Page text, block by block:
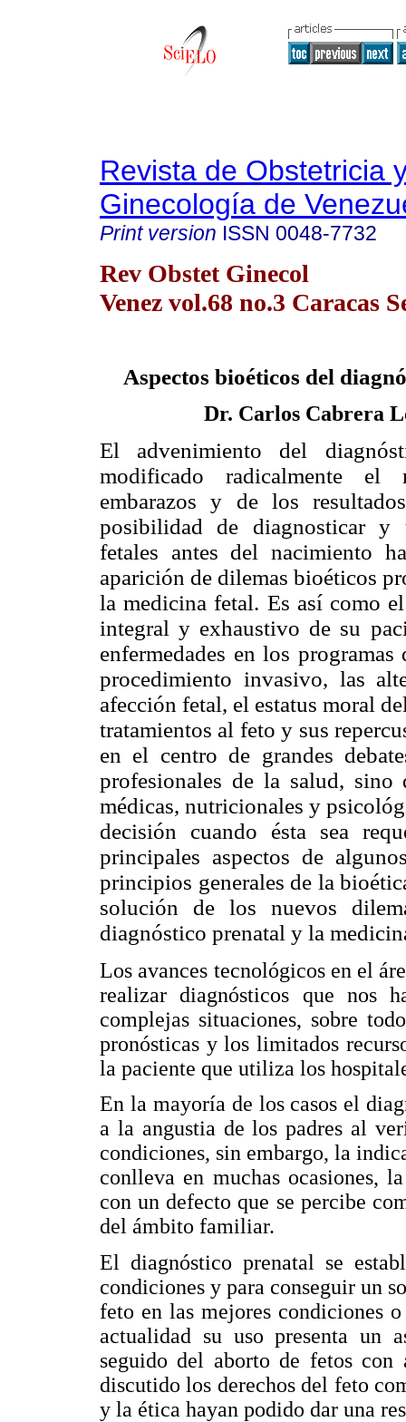
Revista de Obstetricia
Ginecología de
Print version ISSN 0048-7732
Rev Obstet Ginecol
Venez vol.68 no.3 Caracas
Aspectos bioéticos del
Dr. Carlos Cabrera
El advenimiento del
modificado radicalmente
embarazos y de los
posibilidad de diagnosticar y
fetales antes del nacimiento
aparición de dilemas bioéticos
la medicina fetal. Es así como
integral y exhaustivo de su
enfermedades en los
procedimiento invasivo, las
afección fetal, el estatus moral
tratamientos al feto y sus
en el centro de grandes
profesionales de la salud, sino
médicas, nutricionales y
decisión cuando ésta sea
principales aspectos de
principios generales de la
solución de los nuevos
diagnóstico prenatal y la
Los avances tecnológicos en el
realizar diagnósticos que nos
complejas situaciones, sobre
pronósticas y los limitados
la paciente que utiliza los
En la mayoría de los casos el
a la angustia de los padres al
condiciones, sin embargo, la
conlleva en muchas ocasiones,
con un defecto que se percibe
del ámbito familiar.
El diagnóstico prenatal se
condiciones y para conseguir un
feto en las mejores condiciones
actualidad su uso presenta un
seguido del aborto de fetos con
discutido los derechos del feto
y la ética hayan podido dar una